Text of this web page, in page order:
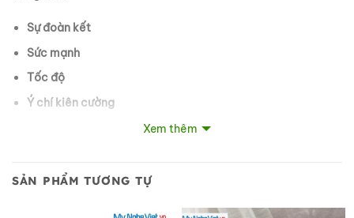
Sự đoàn kết
Sức mạnh
Tốc độ
Ý chí kiên cường
Tất cả cùng hội tụ để mang lạithành công
Xem thêm
SẢN PHẨM TƯƠNG TỰ